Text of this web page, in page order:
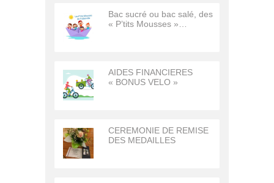
Bac sucré ou bac salé, des
« P’tits Mousses »…
AIDES FINANCIERES
« BONUS VELO »
CEREMONIE DE REMISE
DES MEDAILLES